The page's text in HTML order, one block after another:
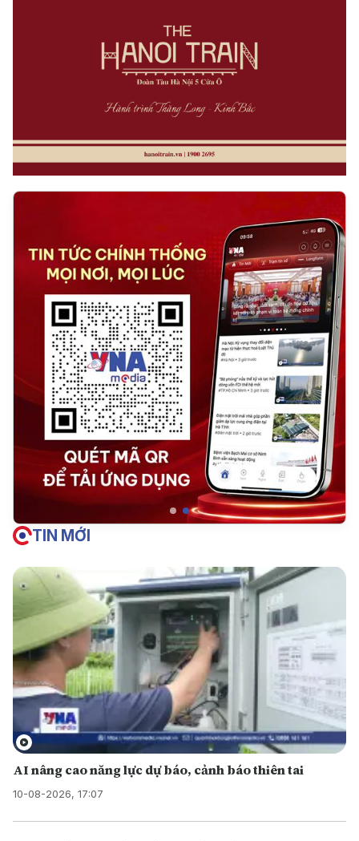
TIN MỚI
AI nâng cao năng lực dự báo, cảnh báo thiên tai
10-08-2026, 17:07